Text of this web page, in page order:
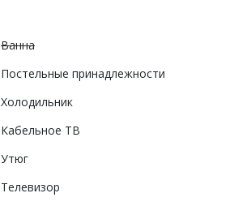
Ванна
Постельные принадлежности
Холодильник
Кабельное ТВ
Утюг
Телевизор